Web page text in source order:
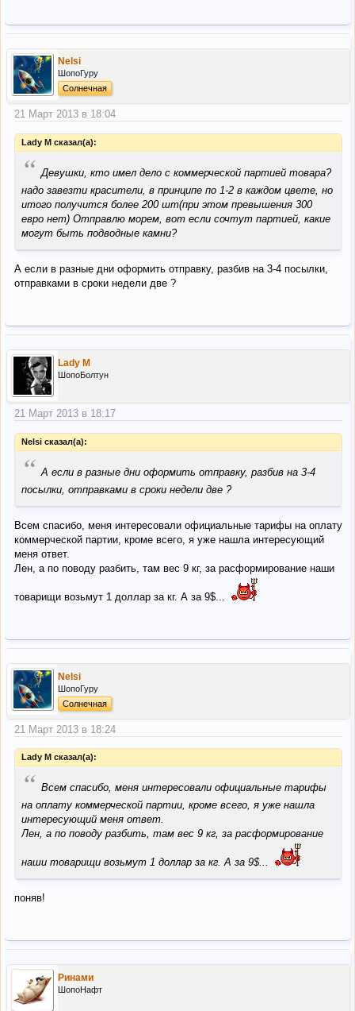
Nelsi
ШопоГуру
Солнечная
21 Март 2013 в 18:04
Lady M сказал(а):
“ Девушки, кто имел дело с коммерческой партией товара?
надо завезти красители, в принципе по 1-2 в каждом цвете, но
итого получится более 200 шт(при этом превышения 300
евро нет) Отправлю морем, вот если сочтут партией, какие
могут быть подводные камни?
А если в разные дни оформить отправку, разбив на 3-4 посылки,
отправками в сроки недели две ?
Lady M
ШопоБолтун
21 Март 2013 в 18:17
Nelsi сказал(а):
“ А если в разные дни оформить отправку, разбив на 3-4
посылки, отправками в сроки недели две ?
Всем спасибо, меня интересовали официальные тарифы на оплату
коммерческой партии, кроме всего, я уже нашла интересующий
меня ответ.
Лен, а по поводу разбить, там вес 9 кг, за расформирование наши
товарищи возьмут 1 доллар за кг. А за 9$...
Nelsi
ШопоГуру
Солнечная
21 Март 2013 в 18:24
Lady M сказал(а):
“ Всем спасибо, меня интересовали официальные тарифы
на оплату коммерческой партии, кроме всего, я уже нашла
интересующий меня ответ.
Лен, а по поводу разбить, там вес 9 кг, за расформирование
наши товарищи возьмут 1 доллар за кг. А за 9$...
поняв!
Ринами
ШопоНафт